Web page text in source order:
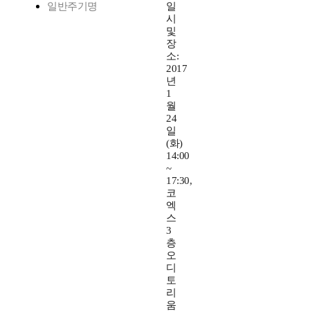
일반주기명
일
시
및
장
소:
2017
년
1
월
24
일
(화)
14:00
~
17:30,
코
엑
스
3
층
오
디
토
리
움